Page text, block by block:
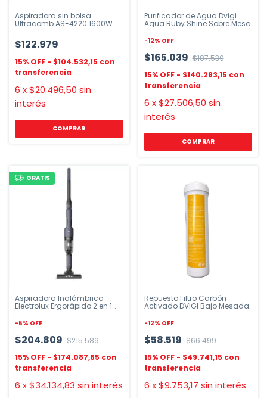
Aspiradora sin bolsa
Ultracomb AS-4220 1600W
$122.979
$104.532,15
6 x$20.496,50 sin
interés
Purificador de Agua Dvigi
Aqua Ruby Shine Sobre Mesa
-12% OFF
$165.039 $187.539
$140.283,15
6 x$27.506,50 sin
interés
COMPRAR
GRATIS
Aspiradora Inalámbrica
Electrolux Ergorápido 2 en 1
-5% OFF
$204.809 $215.589
$174.087,65
6 x$34.134,83 sin interés
Repuesto Filtro Carbón
Activado DVIGI Bajo Mesada
-12% OFF
$58.519 $66.499
$49.741,15
6 x$9.753,17 sin interés